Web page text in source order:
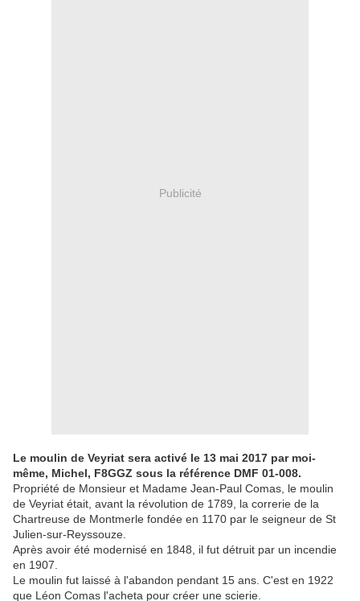
Publicité
Le moulin de Veyriat sera activé le 13 mai 2017 par moi-
même, Michel, F8GGZ sous la référence DMF 01-008.
Propriété de Monsieur et Madame Jean-Paul Comas, le moulin
de Veyriat était, avant la révolution de 1789, la correrie de la
Chartreuse de Montmerle fondée en 1170 par le seigneur de St
Julien-sur-Reyssouze.
Après avoir été modernisé en 1848, il fut détruit par un incendie
en 1907.
Le moulin fut laissé à l'abandon pendant 15 ans. C'est en 1922
que Léon Comas l'acheta pour créer une scierie.